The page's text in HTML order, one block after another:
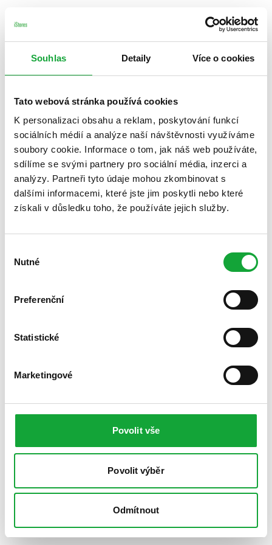
Souhlas Detaily Více o cookies
Tato webová stránka používá cookies
K personalizaci obsahu a reklam, poskytování funkcí
sociálních médií a analýze naší návštěvnosti využíváme
soubory cookie. Informace o tom, jak náš web používáte,
sdílíme se svými partnery pro sociální média, inzerci a
analýzy. Partneři tyto údaje mohou zkombinovat s
dalšími informacemi, které jste jim poskytli nebo které
získali v důsledku toho, že používáte jejich služby.
souhlasu
Nutné
Preferenční
Statistické
Marketingové
Povolit vše
Povolit výběr
Odmítnout